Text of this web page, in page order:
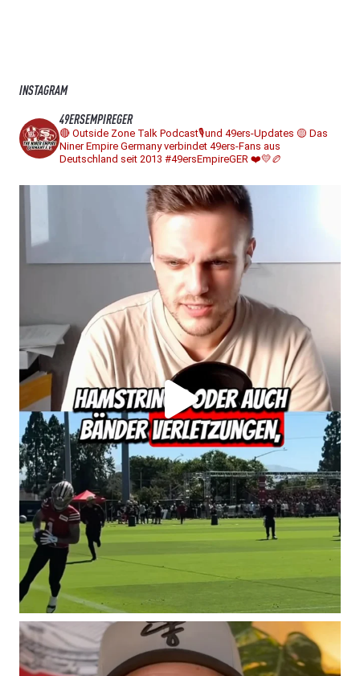
INSTAGRAM
49ERSEMPIREGER
🔴 Outside Zone Talk Podcast🎙️und 49ers-Updates 🟡 Das
Niner Empire Germany verbindet 49ers-Fans aus
Deutschland seit 2013 #49ersEmpireGER ❤️💛🏉